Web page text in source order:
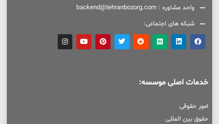
واحد مشاوره : backend@tehranbozorg.com
شبکه های اجتماعی:
خدمات اصلی موسسه:
امور حقوقی
حقوق بین المللی